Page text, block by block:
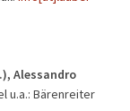
Alessandro
u.a.: Bärenreiter